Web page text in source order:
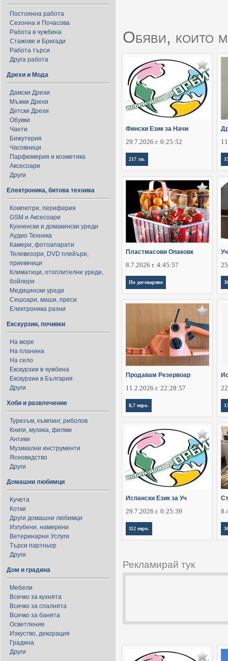
Постоянна работа
Сезонна и Почасова
Работа в чужбина
Стажове и Бригади
Работа търси
Друга работа
Дрехи и Мода
Дамски Дрехи
Мъжки Дрехи
Детски Дрехи
Обувки
Чанти
Бижутерия
Часовници
Парфюмерия и козметика
Аксесоари
Други
Електроника, битова техника
Компютри, периферия
GSM и Аксесоари
Кухненски и домакински уреди
Аудио Техника
Камери, фотоапарати
Телевизори, DVD плейъри,
приемници
Климатици, отоплителни уреди,
бойлери
Медицински уреди
Сешоари, маши, преси
Електроника разни
Екскурзии, почивки
На море
На планина
На село
Екскурзии в чужбина
Екскурзии в България
Други
Хоби и развлечение
Туризъм, къмпинг, риболов
Книги, музика, филми
Антики
Музикални инструменти
Ясновидство
Други
Домашни любимци
Кучета
Котки
Други домашни любимци
Изгубени, намерени
Ветеринарни Услуги
Търси партньор
Други
Дом и градина
Мебели
Всичко за кухнята
Всичко за спалнята
Всичко за банята
Осветление
Изкуство, декорация
Градина
Други
Обяви, които
Фински Език за Начи
29.7.2026 г. 0:25:52
217 лв.
Пластмасови Опаковк
8.7.2026 г. 4:45:57
По договаряне
Продавам Резервоар
11.2.2026 г. 22:28:57
8,7 евро.
Испански Език за Уч
29.7.2026 г. 0:25:39
112 евро.
Рекламирай тук